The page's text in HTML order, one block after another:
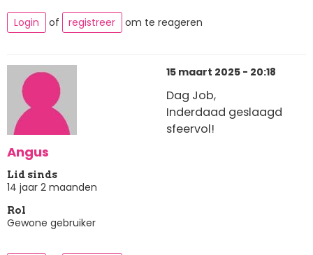
Login of registreer om te reageren
Angus
Lid sinds
14 jaar 2 maanden
Rol
Gewone gebruiker
15 maart 2025 - 20:18
Dag Job,
Inderdaad geslaagd
sfeervol!